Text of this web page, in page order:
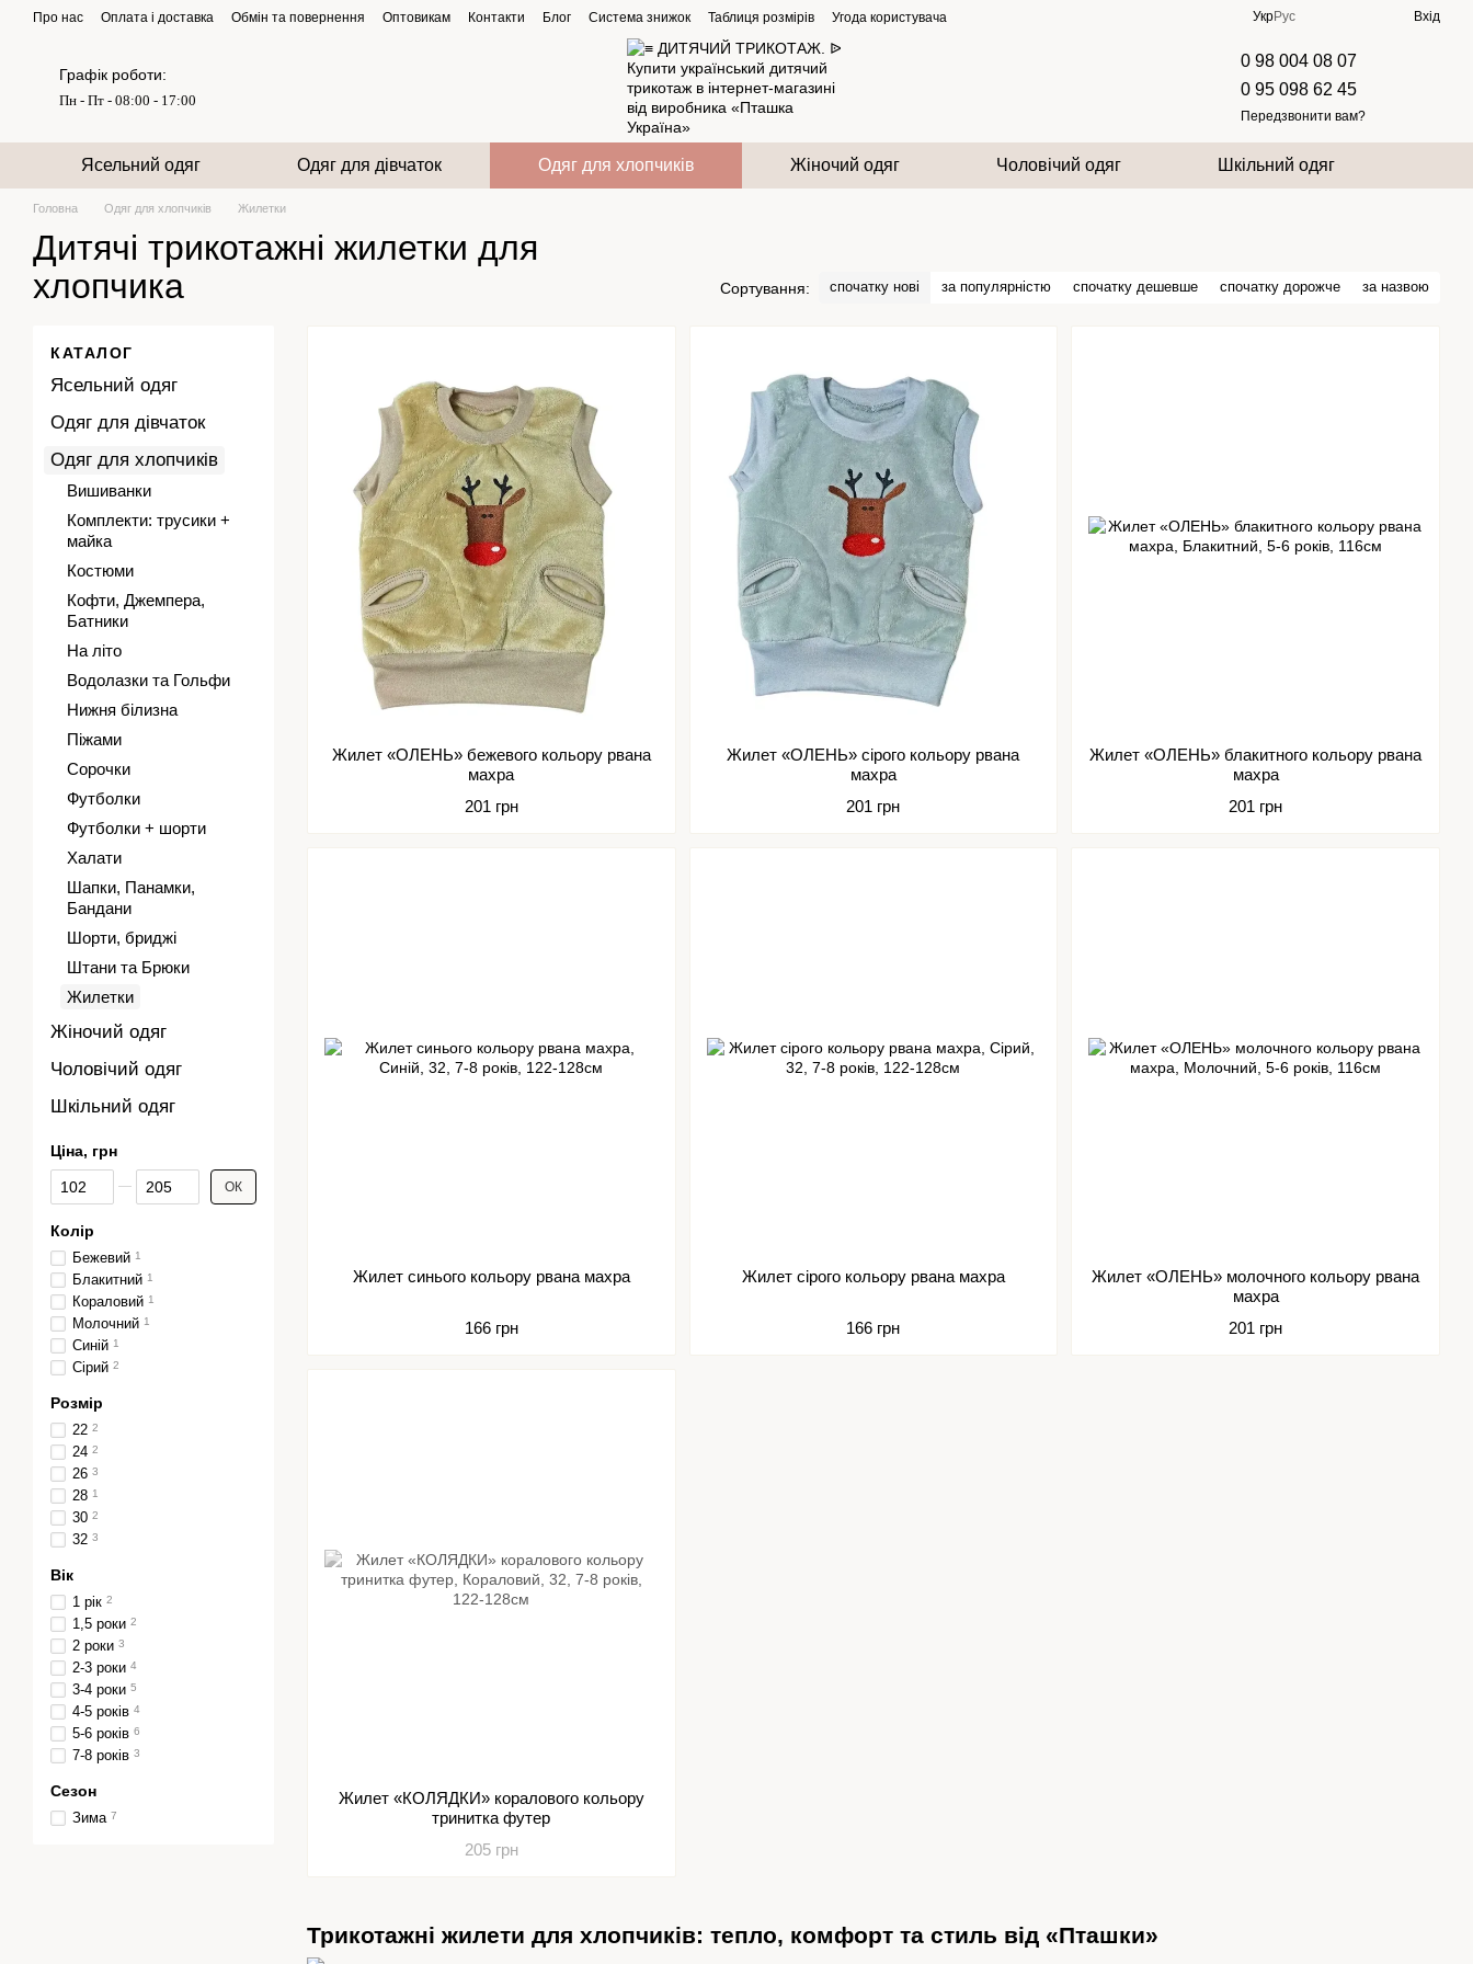
Перейти до основного контенту
Про нас Оплата і доставка Обмін та повернення Оптовикам Контакти Блог Система знижок Таблиця розмірів Угода користувача УкрРус Вхід
Графік роботи:
Пн - Пт - 08:00 - 17:00
0 98 004 08 07
0 95 098 62 45
Передзвонити вам?
Ясельний одяг Одяг для дівчаток Одяг для хлопчиків Жіночий одяг Чоловічий одяг Шкільний одяг
Головна Одяг для хлопчиків Жилетки
Дитячі трикотажні жилетки для
хлопчика
Сортування: спочатку нові за популярністю спочатку дешевше спочатку дорожче за назвою
Трикотажні жилети для хлопчиків: тепло, комфорт та стиль від «Пташки»
Жилет «ОЛЕНЬ» бежевого кольору рвана
махра
201 грн
Жилет «ОЛЕНЬ» сірого кольору рвана
махра
201 грн
Жилет «ОЛЕНЬ» блакитного кольору рвана
махра
201 грн
Жилет синього кольору рвана махра
166 грн
Жилет сірого кольору рвана махра
166 грн
Жилет «ОЛЕНЬ» молочного кольору рвана
махра
201 грн
Жилет «КОЛЯДКИ» коралового кольору
тринитка футер
205 грн
КАТАЛОГ
Ясельний одяг
Одяг для дівчаток
Одяг для хлопчиків
Вишиванки
Комплекти: трусики +
майка
Костюми
Кофти, Джемпера,
Батники
На літо
Водолазки та Гольфи
Нижня білизна
Піжами
Сорочки
Футболки
Футболки + шорти
Халати
Шапки, Панамки,
Бандани
Шорти, бриджі
Штани та Брюки
Жилетки
Жіночий одяг
Чоловічий одяг
Шкільний одяг
Ціна, грн
Від Ціна, грн
До Ціна, грн ОК
Колір
Бежевий 1
Блакитний 1
Кораловий 1
Молочний 1
Синій 1
Сірий 2
Розмір
22 2
24 2
26 3
28 1
30 2
32 3
Вік
1 рік 2
1,5 роки 2
2 роки 3
2-3 роки 4
3-4 роки 5
4-5 років 4
5-6 років 6
7-8 років 3
Сезон
Зима 7